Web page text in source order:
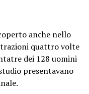
anche nello
quattro volte
dei 128 uomini
presentavano